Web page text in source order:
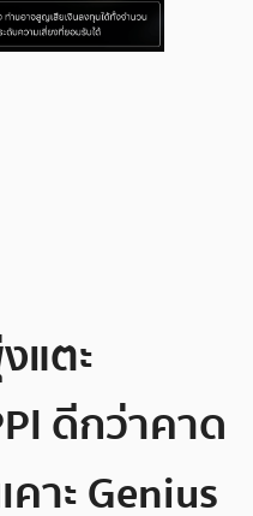
แตะ
ดีกว่าคาด
าะ Genius